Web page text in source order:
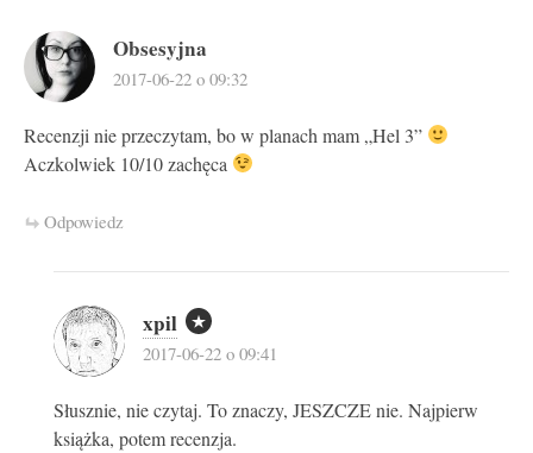
Obsesyjna
2017-06-22 o 09:32
Recenzji nie przeczytam, bo w planach mam „Hel 3”
Aczkolwiek 10/10 zachęca
Odpowiedz
xpil
2017-06-22 o 09:41
Słusznie, nie czytaj. To znaczy, JESZCZE nie. Najpierw
książka, potem recenzja.